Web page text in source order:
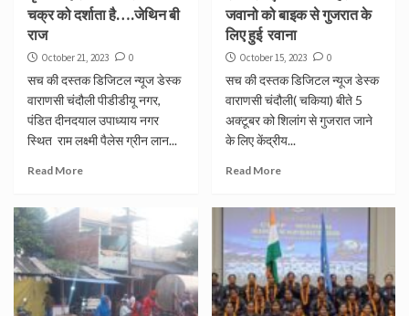
चक्र को दर्शाता है….जेथिन बी
राज
October 21, 2023 0
सच की दस्तक डिजिटल न्यूज डेस्क
वाराणसी चंदौली पीडीडीयू नगर,
पंडित दीनदयाल उपाध्याय नगर
स्थित राम लक्ष्मी पैलेस ग्रीन लान...
Read More
जवानो को बाइक से गुजरात के
लिए हुई रवाना
October 15, 2023 0
सच की दस्तक डिजिटल न्यूज डेस्क
वाराणसी चंदौली( चकिया) बीते 5
अक्टूबर को शिलांग से गुजरात जाने
के लिए केंद्रीय...
Read More